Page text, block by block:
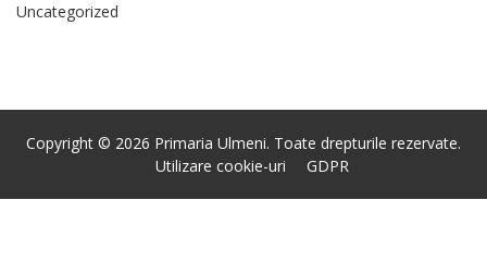
Uncategorized
Copyright © 2026 Primaria Ulmeni. Toate drepturile rezervate.
Utilizare cookie-uri
GDPR